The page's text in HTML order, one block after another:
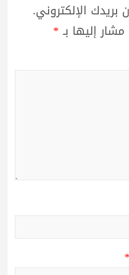
بريدك الإلكتروني.
إليها بـ*
*